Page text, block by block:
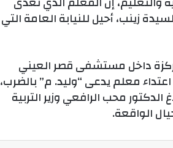
زينب، أحيل للنيابة العامة التي
داخل مستشفى قصر العيني
معلم يدعى “وليد. م” بالضرب،
محب الرافعي وزير التربية
الواقعة.